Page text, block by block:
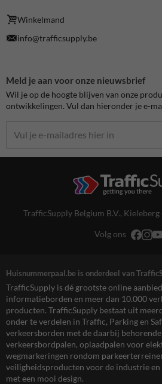
Winkelmand
info@trafficsupply.be
Meld je aan voor onze nieuwsbrief
Wil je op de hoogte blijven van onze
ontwikkelingen. Vul dan hieronder je e-
TrafficSupply Belgium B.V., Kieleberg
Volg ons
Huisnummerpaal.be is onderdeel van
TrafficSupply is dé grootste online
informatieborden en meer dan 10.000
producten. TrafficSupply bestaat uit
onder te verdelen in Traffic, Parking en
verkeersborden met de daarbij behorende
verkeersbordpalen, oplaadpalen voor
wegmarkeringen rondom
veiligheidsproducten voor de industrie
met een mooi design.